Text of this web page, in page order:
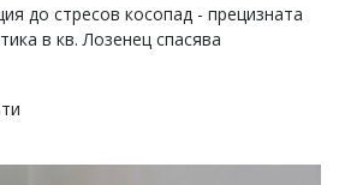
до стресов косопад - прецизната
в кв. Лозенец спасява